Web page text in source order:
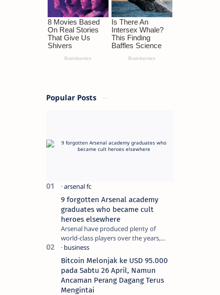
Popular Posts
9 forgotten Arsenal academy
graduates who became cult
heroes elsewhere
Arsenal have produced plenty of
world-class players over the years,
although not all of them make the
grade at the Emirates. For every Tony
Ada…
Bitcoin Melonjak ke USD 95.000
pada Sabtu 26 April, Namun
Ancaman Perang Dagang Terus
Mengintai